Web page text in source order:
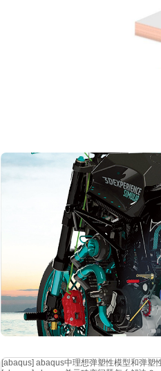
电池的设计是为了以便携式的方式存
渗透。电池需要抵御这些危险--如果
模拟可以在虚拟环境中安全地复制
使电池具有更长的寿命和可靠性,成为
随着时间的推移(历法)和反复使用(循
费对电动车的成本影响很大,而电池
管理人员更有吸引力的投资。
电池工程凯发网站的解决方案3d 经
[abaqus] abaqus中理想弹塑性模型和弹塑